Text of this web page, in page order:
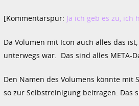
[Kommentarspur: Ja ich geb es zu,
Da Volumen mit Icon auch alles das
unterwegs war. Das sind alles META-
Den Namen des Volumens könnte mit
so zur Selbstreinigung beitragen. Das